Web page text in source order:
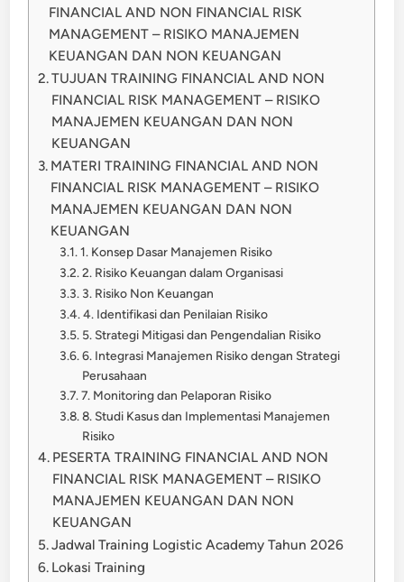
FINANCIAL AND NON FINANCIAL RISK
MANAGEMENT – RISIKO MANAJEMEN
KEUANGAN DAN NON KEUANGAN
TUJUAN TRAINING FINANCIAL AND NON
FINANCIAL RISK MANAGEMENT – RISIKO
MANAJEMEN KEUANGAN DAN NON
KEUANGAN
MATERI TRAINING FINANCIAL AND NON
FINANCIAL RISK MANAGEMENT – RISIKO
MANAJEMEN KEUANGAN DAN NON
KEUANGAN
1. Konsep Dasar Manajemen Risiko
2. Risiko Keuangan dalam Organisasi
3. Risiko Non Keuangan
4. Identifikasi dan Penilaian Risiko
5. Strategi Mitigasi dan Pengendalian Risiko
6. Integrasi Manajemen Risiko dengan Strategi
Perusahaan
7. Monitoring dan Pelaporan Risiko
8. Studi Kasus dan Implementasi Manajemen
Risiko
PESERTA TRAINING FINANCIAL AND NON
FINANCIAL RISK MANAGEMENT – RISIKO
MANAJEMEN KEUANGAN DAN NON
KEUANGAN
Jadwal Training Logistic Academy Tahun 2026
Lokasi Training